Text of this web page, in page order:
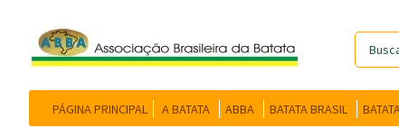
PÁGINA PRINCIPAL A BATATA ABBA BATATA BRASIL